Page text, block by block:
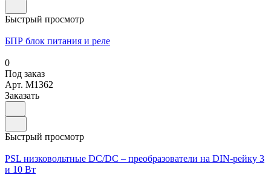
Быстрый просмотр
БПР блок питания и реле
0
Под заказ
Арт. M1362
Заказать
Быстрый просмотр
PSL низковольтные DC/DC – преобразователи на DIN-рейку 3
и 10 Вт